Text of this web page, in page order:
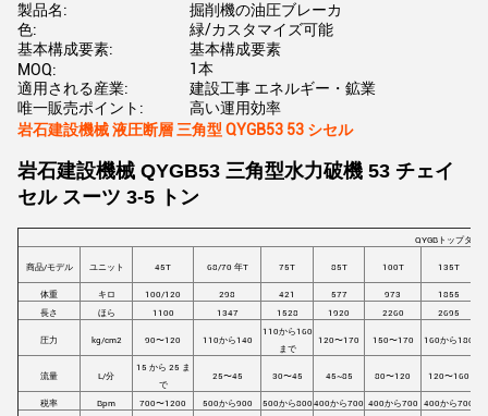
製品名:
掘削機の油圧ブレーカ
色:
緑/カスタマイズ可能
基本構成要素:
基本構成要素
MOQ:
1本
適用される産業:
建設工事 エネルギー・鉱業
唯一販売ポイント:
高い運用効率
岩石建設機械 液圧断層 三角型 QYGB53 53 シセル
岩石建設機械 QYGB53 三角型水力破機 53 チェイ
セル スーツ 3-5 トン
QYGB トップタイ
商品/モデル ユニット 45T 68/70 年T 75T 85T 100T 135T
体重 キロ 100/120 298 421 577 973
1855
長さ
ほら 1100 1347 1528 1920 2260 2695
圧力 kg/cm2 90〜120 110から140
110から160
まで
120〜170 150〜170 160から180
流量 L/分
15 から 25 ま
で
25〜45 30〜45 45~85 80〜120 120〜160
税率 Bpm 700〜1200 500から900 500から800 400から700 400から700 400から700